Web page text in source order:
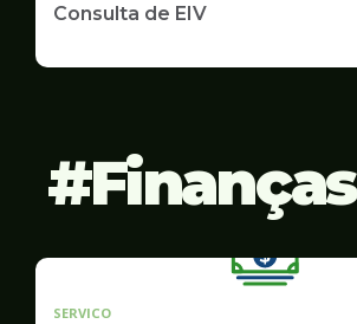
Consulta de EIV
Finanças
SERVICO